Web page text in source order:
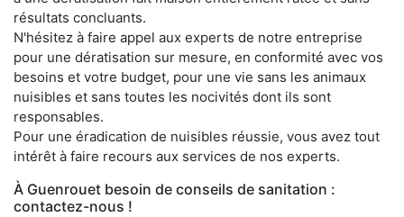
résultats concluants.
N'hésitez à faire appel aux experts de notre entreprise
pour une dératisation sur mesure, en conformité avec vos
besoins et votre budget, pour une vie sans les animaux
nuisibles et sans toutes les nocivités dont ils sont
responsables.
Pour une éradication de nuisibles réussie, vous avez tout
intérêt à faire recours aux services de nos experts.
À Guenrouet besoin de conseils de sanitation :
contactez-nous !